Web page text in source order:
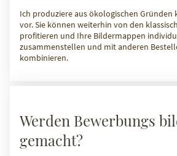
Ich produziere aus ökologischen Gründen
vor. Sie können weiterhin von den
profitieren und Ihre Bildermappen
zusammenstellen und mit anderen
kombinieren.
Werden Bewerbungs
gemacht?